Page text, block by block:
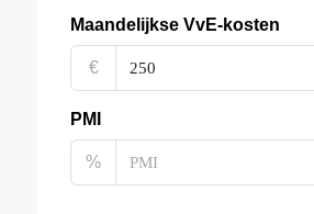
Maandelijkse VvE-kosten
€
PMI
%